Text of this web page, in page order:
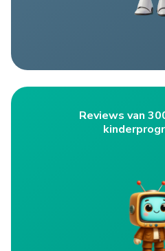
Reviews van